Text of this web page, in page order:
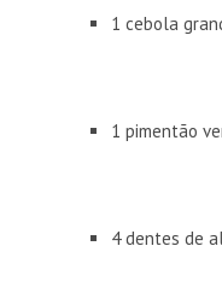
1 cebola
1 pimentão
4 dentes de